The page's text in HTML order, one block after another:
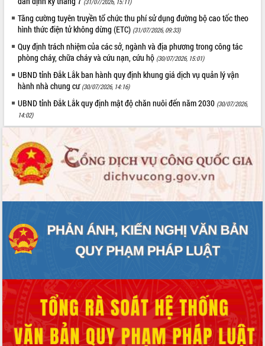
Lắk
Khơi thông điểm nghẽn, đẩy nhanh
HĐND tỉnh thông qua điều chỉnh Quy
hoạch tỉnh thời kỳ 2021-2030
Hội thảo góp ý hồ sơ điều chỉnh quy
hoạch tỉnh Đắk Lắk thời kỳ 2021-2030,
tầm nhìn đến năm 2050
Nâng cao hiệu quả hoạt động của các
doanh nghiệp nhà nước
Hội nghị triển khai kết nối mạng
truyền số liệu chuyên dùng phục vụ cơ
quan Đảng, Nhà nước
Lễ phát động chuỗi hoạt động chung
tay làm sạch môi trường
công tác cải cách hành chính mô hình
mới
UBND tỉnh họp báo định kỳ tháng 4
phát triển nền kinh tế xanh tại tỉnh
Đắk Lắk”
Tăng cường giám sát, đôn đốc thực
hiện nhiệm vụ quản lý tài sản công
hàng tuần
Tăng cường tuyên truyền tổ chức thu phí sử dụng đường bộ cao tốc theo
hình thức điện tử không dừng (ETC) (31/07/2026, 09:33)
Quy định trách nhiệm của các sở, ngành và địa phương trong công tác
phòng cháy, chữa cháy và cứu nạn, cứu hộ (30/07/2026, 15:01)
UBND tỉnh Đắk Lắk ban hành quy định khung giá dịch vụ quản lý vận
hành nhà chung cư (30/07/2026, 14:16)
UBND tỉnh Đắk Lắk quy định mật độ chăn nuôi đến năm 2030 (30/07/2026,
14:02)